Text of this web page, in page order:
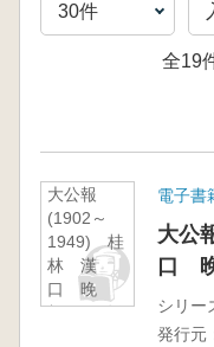
全19
大公報
(1902～
1949) 桂
林 漢
口 晚
報 VM版
電子書
大公
口
シリー
発行元